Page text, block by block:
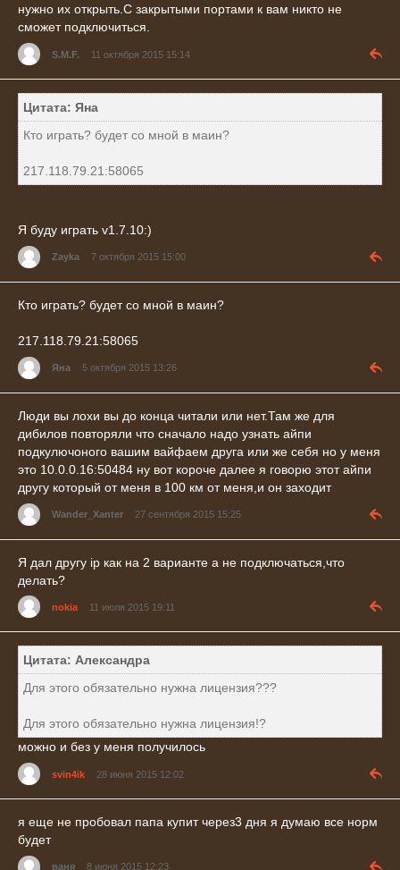
нужно их открыть.С закрытыми портами к вам никто не
сможет подключиться.
S.M.F. 11 октября 2015 15:14
Цитата: Яна
Кто играть? будет со мной в маин?
217.118.79.21:58065
Я буду играть v1.7.10:)
Zayka 7 октября 2015 15:00
Кто играть? будет со мной в маин?
217.118.79.21:58065
Яна 5 октября 2015 13:26
Люди вы лохи вы до конца читали или нет.Там же для
дибилов повторяли что сначало надо узнать айпи
подкулючоного вашим вайфаем друга или же себя но у меня
это 10.0.0.16:50484 ну вот короче далее я говорю этот айпи
другу который от меня в 100 км от меня,и он заходит
Wander_Xanter 27 сентября 2015 15:25
Я дал другу ip как на 2 варианте а не подключаться,что
делать?
nokia 11 июля 2015 19:11
Цитата: Александра
Для этого обязательно нужна лицензия???
Для этого обязательно нужна лицензия!?
можно и без у меня получилось
svin4ik 28 июня 2015 12:02
я еще не пробовал папа купит через3 дня я думаю все норм
будет
ваня 8 июня 2015 12:23